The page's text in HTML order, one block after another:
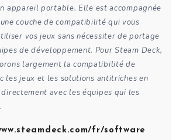
appareil portable. Elle est accompagnée
couche de compatibilité qui vous
vos jeux sans nécessiter de portage
de développement. Pour Steam Deck,
largement la compatibilité de
les jeux et les solutions antitriches en
avec les équipes qui les
fr/software